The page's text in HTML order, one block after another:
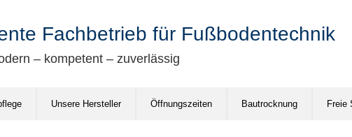
Fachbetrieb für Fußbodentechnik
– kompetent – zuverlässig
Unsere Hersteller Öffnungszeiten Bautrocknung Freie